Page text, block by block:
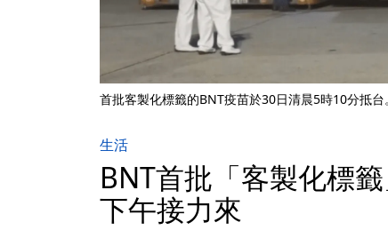
首批客製化標籤的BNT疫苗於30日清晨5時10分抵台。
生活
BNT首批「客製化標
下午接力來